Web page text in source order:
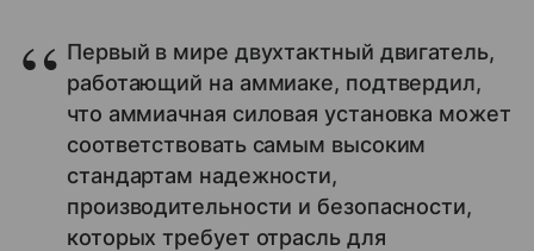
Первый в мире двухтактный двигатель,
работающий на аммиаке, подтвердил,
что аммиачная силовая установка может
соответствовать самым высоким
стандартам надежности,
производительности и безопасности,
которых требует отрасль для